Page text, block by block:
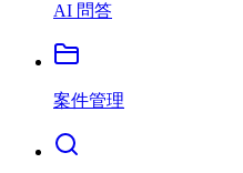
AI 問答
案件管理